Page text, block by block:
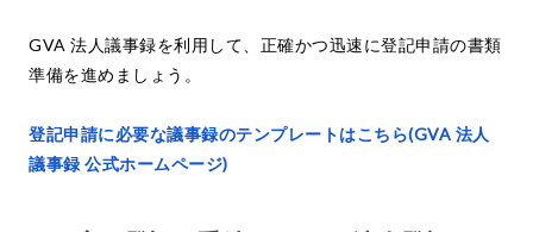
GVA 法人議事録を利用して、正確かつ迅速に登記申請の書類
準備を進めましょう。
登記申請に必要な議事録のテンプレートはこちら(GVA 法人
議事録 公式ホームページ)